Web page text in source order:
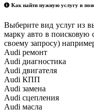
Как найти нужную услугу в
Выберите вид услуг из
марку авто в поисковую
своему запросу)
Audi ремонт
Audi диагностика
Audi двигателя
Audi КПП
Audi замена
Audi сцепления
Audi масла